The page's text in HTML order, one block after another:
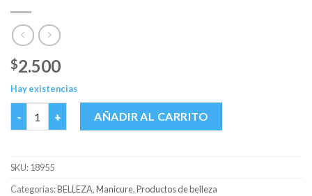
$2.500
Hay existencias
CORTAUNAS ZAFHIRS RECTANGULAR X 1 UND cantidad
AÑADIR AL CARRITO
SKU:18955
Categorías:BELLEZA,Manicure,Productos de belleza